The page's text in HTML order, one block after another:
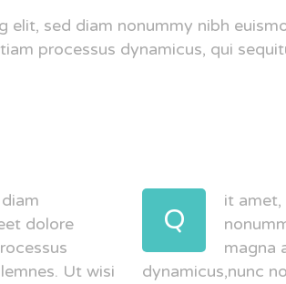
elit, sed diam nonummy nibh
processus dynamicus, qui
dolore
Ut wisi
Q
it amet,
magna
dynamicus,nunc